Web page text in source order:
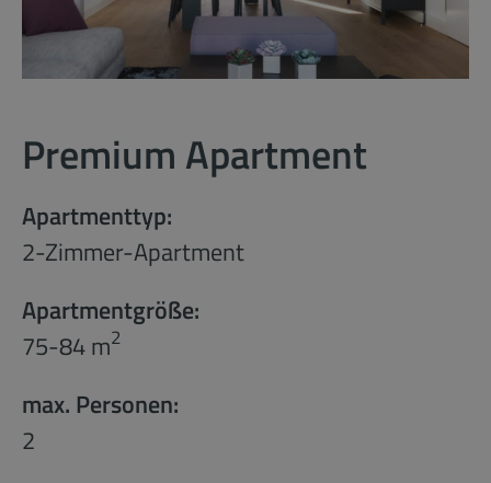
Premium Apartment
Apartmenttyp:
2-Zimmer-Apartment
Apartmentgröße:
75-84 m2
max. Personen:
2